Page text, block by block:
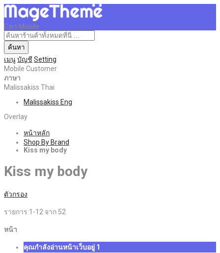
Cart Mobile
ค้นหา
เมนูบัญชี Setting
Mobile Customer
ภาษา
Malissakiss Thai
Malissakiss Eng
Overlay
หน้าหลัก
Shop By Brand
Kiss my body
Kiss my body
ตัวกรอง
รายการ 1 -12 จาก 52
หน้า
คุณกำลังอ่านหน้าเว็บอยู่ 1